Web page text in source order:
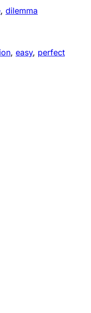
, dilemma
, easy, perfect